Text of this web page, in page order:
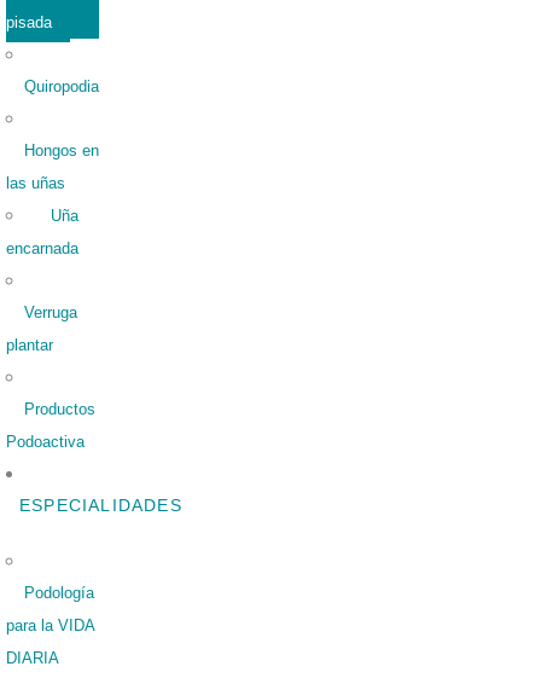
pisada
Quiropodia
Hongos en
las uñas
Uña
encarnada
Verruga
plantar
Productos
Podoactiva
ESPECIALIDADES
Podología
para la VIDA
DIARIA